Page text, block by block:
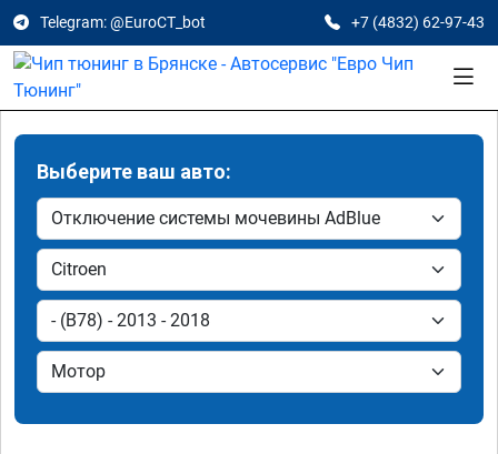
Telegram: @EuroCT_bot +7 (4832) 62-97-43
Выберите ваш авто: